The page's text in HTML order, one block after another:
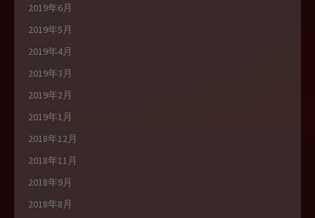
2019年6月
2019年5月
2019年4月
2019年3月
2019年2月
2019年1月
2018年12月
2018年11月
2018年9月
2018年8月